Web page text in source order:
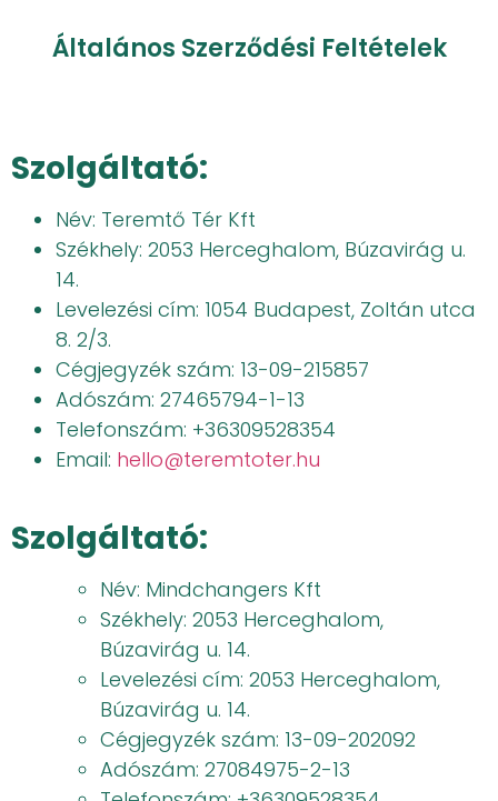
Általános Szerződési Feltételek
Szolgáltató:
Név: Teremtő Tér Kft
Székhely: 2053 Herceghalom, Búzavirág u.
14.
Levelezési cím: 1054 Budapest, Zoltán utca
8. 2/3.
Cégjegyzék szám: 13-09-215857
Adószám: 27465794-1-13
Telefonszám: +36309528354
Email: hello@teremtoter.hu
Szolgáltató:
Név: Mindchangers Kft
Székhely: 2053 Herceghalom,
Búzavirág u. 14.
Levelezési cím: 2053 Herceghalom,
Búzavirág u. 14.
Cégjegyzék szám: 13-09-202092
Adószám: 27084975-2-13